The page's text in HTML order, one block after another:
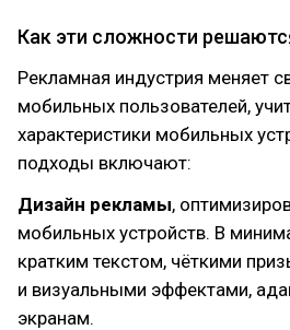
Как эти сложности
Рекламная индустрия меняет
мобильных пользователей,
характеристики мобильных
подходы включают:
Дизайн рекламы,
мобильных устройств. В
кратким текстом, чёткими
и визуальными эффектами,
экранам.